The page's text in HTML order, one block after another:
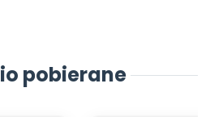
pobierane